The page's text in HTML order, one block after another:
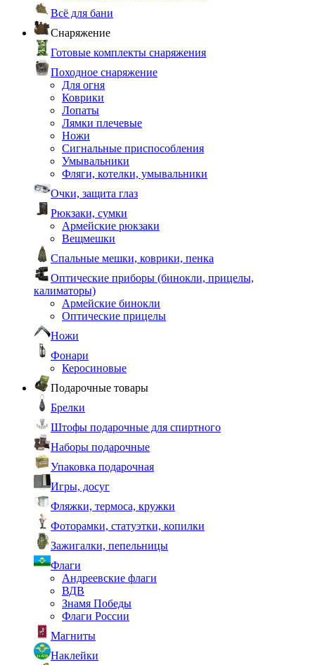
Всё для бани
Снаряжение
Готовые комплекты снаряжения
Походное снаряжение
Для огня
Коврики
Лопаты
Лямки плечевые
Ножи
Сигнальные приспособления
Умывальники
Фляги, котелки, умывальники
Очки, защита глаз
Рюкзаки, сумки
Армейские рюкзаки
Вещмешки
Спальные мешки, коврики, пенка
Оптические приборы (бинокли, прицелы,
калиматоры)
Армейские бинокли
Оптические прицелы
Ножи
Фонари
Керосиновые
Подарочные товары
Брелки
Штофы подарочные для спиртного
Наборы подарочные
Упаковка подарочная
Игры, досуг
Фляжки, термоса, кружки
Фоторамки, статуэтки, копилки
Зажигалки, пепельницы
Флаги
Андреевские флаги
ВДВ
Знамя Победы
Флаги России
Магниты
Наклейки